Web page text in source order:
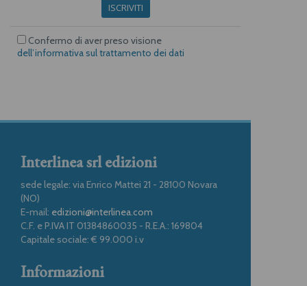
ISCRIVITI
Confermo di aver preso visione
dell’informativa sul trattamento dei dati
Interlinea srl edizioni
sede legale: via Enrico Mattei 21 - 28100 Novara
(NO)
E-mail: edizioni@interlinea.com
C.F. e P.IVA IT 01384860035 - R.E.A.: 169804
Capitale sociale: € 99.000 i.v
Informazioni